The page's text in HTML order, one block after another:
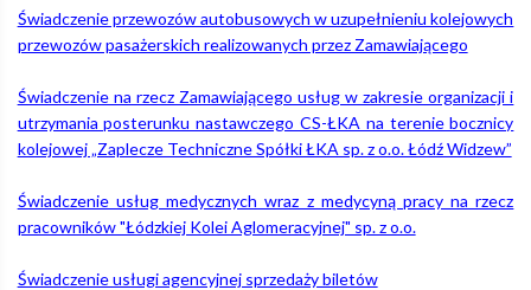
o.o.
–
Łódzka
Kolej
Świadczenie przewozów autobusowych w uzupełnieniu kolejowych
przewozów pasażerskich realizowanych przez Zamawiającego
Świadczenie na rzecz Zamawiającego usług w zakresie organizacji i
utrzymania posterunku nastawczego CS-ŁKA na terenie bocznicy
kolejowej „Zaplecze Techniczne Spółki ŁKA sp. z o.o. Łódź Widzew”
Świadczenie usług medycznych wraz z medycyną pracy na rzecz
pracowników "Łódzkiej Kolei Aglomeracyjnej" sp. z o.o.
Świadczenie usługi agencyjnej sprzedaży biletów